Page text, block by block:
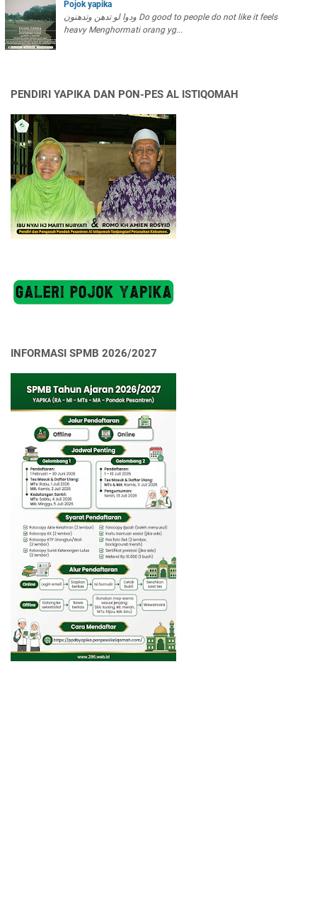
A
P
Pojok yapika
ودوا لو تدهن وتدهنون Do good to people do not like it feels
heavy Menghormati orang yg...
PENDIRI YAPIKA DAN PON-PES AL ISTIQOMAH
INFORMASI SPMB 2026/2027